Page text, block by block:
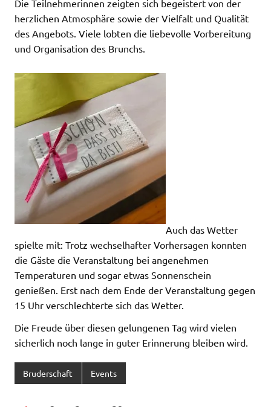
Die Teilnehmerinnen zeigten sich begeistert von der
herzlichen Atmosphäre sowie der Vielfalt und Qualität
des Angebots. Viele lobten die liebevolle Vorbereitung
und Organisation des Brunchs.
Auch das Wetter
spielte mit: Trotz wechselhafter Vorhersagen konnten
die Gäste die Veranstaltung bei angenehmen
Temperaturen und sogar etwas Sonnenschein
genießen. Erst nach dem Ende der Veranstaltung gegen
15 Uhr verschlechterte sich das Wetter.
Die Freude über diesen gelungenen Tag wird vielen
sicherlich noch lange in guter Erinnerung bleiben wird.
Bruderschaft Events